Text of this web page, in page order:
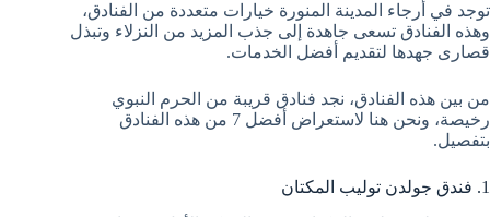
توجد في أرجاء المدينة المنورة خيارات متعددة من الفنادق،
وهذه الفنادق تسعى جاهدة إلى جذب المزيد من النزلاء وتبذل
قصارى جهدها لتقديم أفضل الخدمات.
من بين هذه الفنادق، نجد فنادق قريبة من الحرم النبوي
رخيصة، ونحن هنا لاستعراض أفضل 7 من هذه الفنادق
بتفصيل.
1. فندق جولدن توليب المكتان